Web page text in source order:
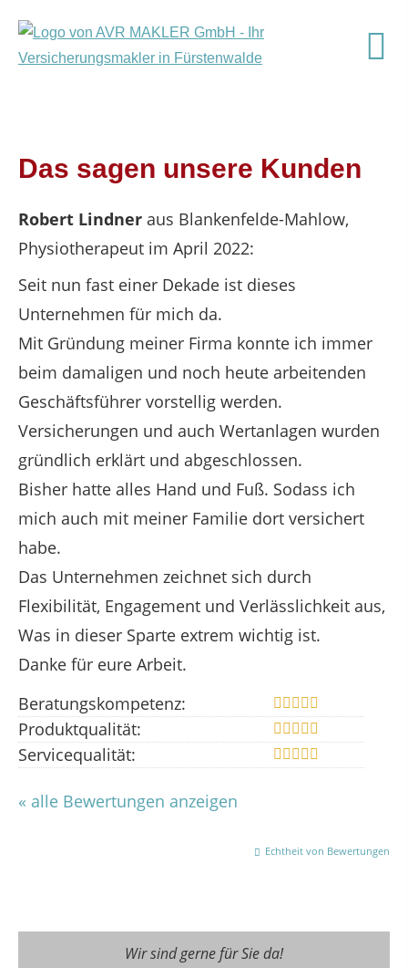
Das sagen unsere Kunden
Robert Lindner aus Blankenfelde-Mahlow,
Physiotherapeut im April 2022:
Seit nun fast einer Dekade ist dieses
Unternehmen für mich da.
Mit Gründung meiner Firma konnte ich immer
beim damaligen und noch heute arbeitenden
Geschäftsführer vorstellig werden.
Versicherungen und auch Wertanlagen wurden
gründlich erklärt und abgeschlossen.
Bisher hatte alles Hand und Fuß. Sodass ich
mich auch mit meiner Familie dort versichert
habe.
Das Unternehmen zeichnet sich durch
Flexibilität, Engagement und Verlässlichkeit aus,
Was in dieser Sparte extrem wichtig ist.
Danke für eure Arbeit.
Beratungskompetenz:
Produktqualität:
Servicequalität:
« alle Bewertungen anzeigen
Echtheit von Bewertungen
Wir sind gerne für Sie da!